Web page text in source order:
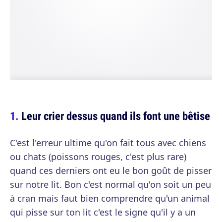
Leur crier dessus quand ils font une bêtise
C'est l'erreur ultime qu'on fait tous avec chiens
ou chats (poissons rouges, c'est plus rare)
quand ces derniers ont eu le bon goût de pisser
sur notre lit. Bon c'est normal qu'on soit un peu
à cran mais faut bien comprendre qu'un animal
qui pisse sur ton lit c'est le signe qu'il y a un